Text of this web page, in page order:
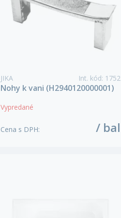
JIKA Int. kód: 1752
Nohy k vani (H2940120000001)
Vypredané
Cena s DPH: / bal